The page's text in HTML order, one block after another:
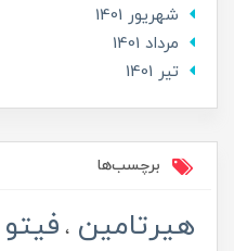
شهریور 1401
مرداد 1401
تير 1401
برچسب‌ها
هیرتامین فیتو